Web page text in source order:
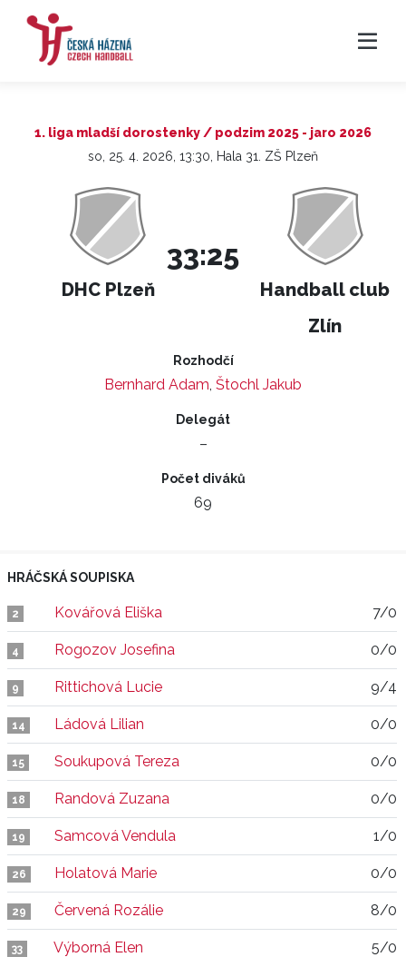
1. liga mladší dorostenky / podzim 2025 - jaro 2026
so, 25. 4. 2026, 13:30, Hala 31. ZŠ Plzeň
DHC Plzeň
33:25
Handball club
Zlín
Rozhodčí
Bernhard Adam, Štochl Jakub
Delegát
–
Počet diváků
69
HRÁČSKÁ SOUPISKA
2 Kovářová Eliška 7/0
4 Rogozov Josefina 0/0
9 Rittichová Lucie 9/4
14 Ládová Lilian 0/0
15 Soukupová Tereza 0/0
18 Randová Zuzana 0/0
19 Samcová Vendula 1/0
26 Holatová Marie 0/0
29 Červená Rozálie 8/0
33 Výborná Elen 5/0